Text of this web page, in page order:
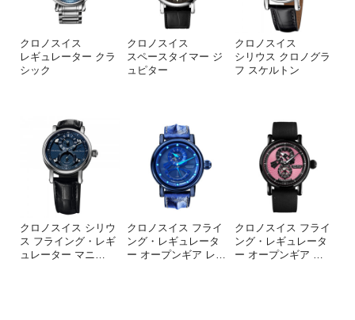
クロノスイス
レギュレーター クラ
シック
クロノスイス
スペースタイマー ジ
ュピター
クロノスイス
シリウス クロノグラ
フ スケルトン
クロノスイス シリウ
ス フライング・レギ
ュレーター マニ
クロノスイス フライ
ング・レギュレータ
ー オープンギア レ
クロノスイス フライ
ング・レギュレータ
ー オープンギア